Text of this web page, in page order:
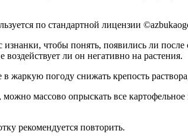
по стандартной лицензии
изнанки, чтобы понять, появились ли
ли он негативно на растения.
жаркую погоду снижать крепость
можно массово опрыскать все
рекомендуется повторить.